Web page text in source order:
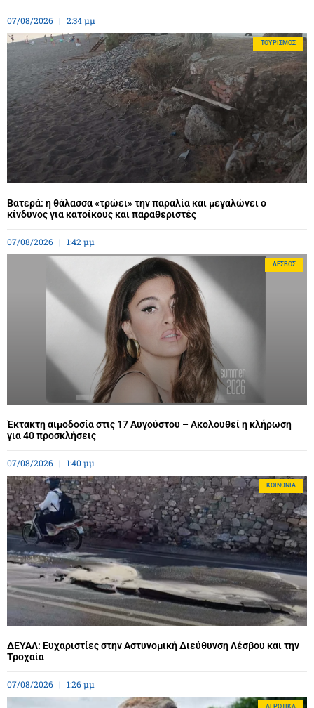
07/08/2026 2:34 μμ
ΤΟΥΡΙΣΜΌΣ
Βατερά: η θάλασσα «τρώει» την παραλία και μεγαλώνει ο
κίνδυνος για κατοίκους και παραθεριστές
07/08/2026 1:42 μμ
ΛΈΣΒΟΣ
Έκτακτη αιμοδοσία στις 17 Αυγούστου – Ακολουθεί η κλήρωση
για 40 προσκλήσεις
07/08/2026 1:40 μμ
ΚΟΙΝΩΝΊΑ
ΔΕΥΑΛ: Ευχαριστίες στην Αστυνομική Διεύθυνση Λέσβου και την
Τροχαία
07/08/2026 1:26 μμ